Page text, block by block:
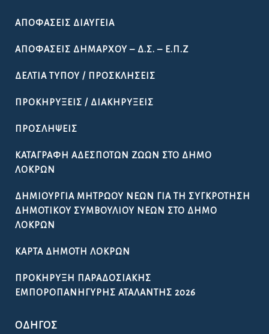
ΑΠΟΦΆΣΕΙΣ ΔΙΑΎΓΕΙΑ
ΑΠΟΦΆΣΕΙΣ ΔΗΜΆΡΧΟΥ – Δ.Σ. – Ε.Π.Ζ
ΔΕΛΤΊΑ ΤΎΠΟΥ / ΠΡΟΣΚΛΉΣΕΙΣ
ΠΡΟΚΗΡΎΞΕΙΣ / ΔΙΑΚΗΡΎΞΕΙΣ
ΠΡΟΣΛΉΨΕΙΣ
ΚΑΤΑΓΡΑΦΉ ΑΔΈΣΠΟΤΩΝ ΖΏΩΝ ΣΤΟ ΔΉΜΟ
ΛΟΚΡΏΝ
ΔΗΜΙΟΥΡΓΊΑ ΜΗΤΡΏΟΥ ΝΈΩΝ ΓΙΑ ΤΗ ΣΥΓΚΡΌΤΗΣΗ
ΔΗΜΟΤΙΚΟΎ ΣΥΜΒΟΥΛΊΟΥ ΝΈΩΝ ΣΤΟ ΔΉΜΟ
ΛΟΚΡΏΝ
ΚΆΡΤΑ ΔΗΜΌΤΗ ΛΟΚΡΏΝ
ΠΡΟΚΉΡΥΞΗ ΠΑΡΑΔΟΣΙΑΚΉΣ
ΕΜΠΟΡΟΠΑΝΉΓΥΡΗΣ ΑΤΑΛΆΝΤΗΣ 2026
ΟΔΗΓΌΣ